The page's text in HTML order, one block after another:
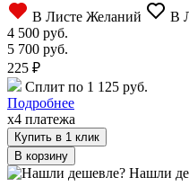
В Листе Желаний
В
4 500 руб.
5 700 руб.
225 ₽
Сплит по 1 125 руб.
Подробнее
x4 платежа
Купить в 1 клик
Нашли